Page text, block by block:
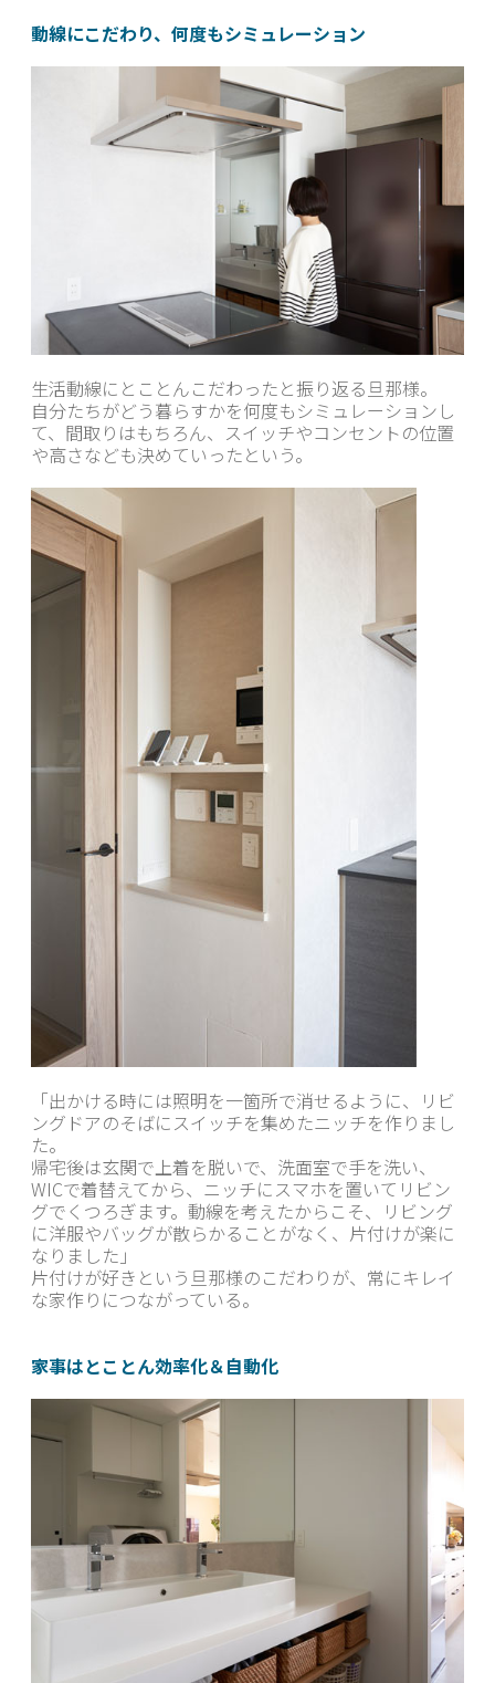
動線にこだわり、何度もシミュレーション
生活動線にとことんこだわったと振り返る旦那様。
自分たちがどう暮らすかを何度もシミュレーションし
て、間取りはもちろん、スイッチやコンセントの位置
や高さなども決めていったという。
「出かける時には照明を一箇所で消せるように、リビ
ングドアのそばにスイッチを集めたニッチを作りまし
た。
帰宅後は玄関で上着を脱いで、洗面室で手を洗い、
WICで着替えてから、ニッチにスマホを置いてリビン
グでくつろぎます。動線を考えたからこそ、リビング
に洋服やバッグが散らかることがなく、片付けが楽に
なりました」
片付けが好きという旦那様のこだわりが、常にキレイ
な家作りにつながっている。
家事はとことん効率化＆自動化